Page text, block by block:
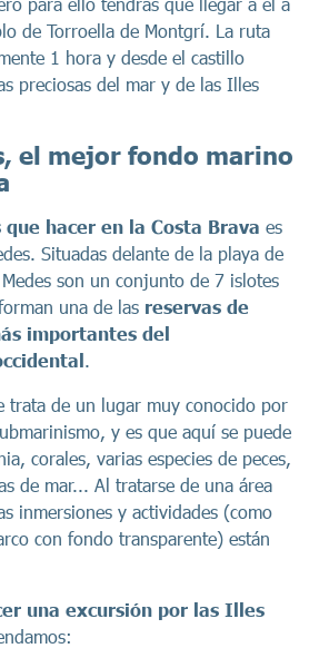
de Torroella de Montgrí. La ruta
1 hora y desde el castillo
preciosas del mar y de las Illes
el mejor fondo marino
que hacer en la Costa Brava es
Situadas delante de la playa de
son un conjunto de 7 islotes
una de las reservas de
importantes del
.
trata de un lugar muy conocido por
y es que aquí se puede
corales, varias especies de peces,
de mar... Al tratarse de una área
inmersiones y actividades (como
con fondo transparente) están
una excursión por las Illes